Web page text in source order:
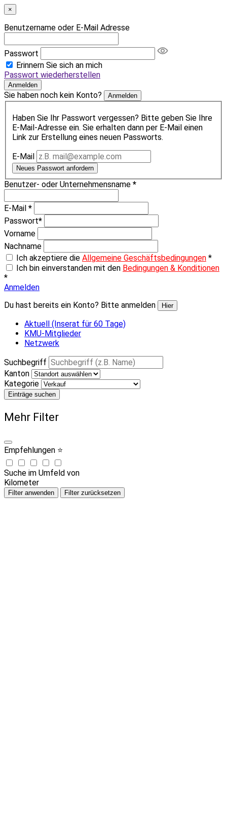
×
Benutzername oder E-Mail Adresse
Passwort
Erinnern Sie sich an mich
Passwort wiederherstellen
Anmelden
Sie haben noch kein Konto? Anmelden
Haben Sie Ihr Passwort vergessen? Bitte geben Sie Ihre
E-Mail-Adresse ein. Sie erhalten dann per E-Mail einen
Link zur Erstellung eines neuen Passworts.
E-Mail
Neues Passwort anfordern
Benutzer- oder Unternehmensname *
E-Mail *
Passwort*
Vorname
Nachname
Ich akzeptiere die Allgemeine Geschäftsbedingungen *
Ich bin einverstanden mit den Bedingungen & Konditionen
*
Anmelden
Du hast bereits ein Konto? Bitte anmelden
Hier
Aktuell (Inserat für 60 Tage)
KMU-Mitglieder
Netzwerk
Suchbegriff
Kanton
Kategorie
Einträge suchen
Mehr Filter
Empfehlungen ⭐
Suche im Umfeld von
Kilometer
Filter anwenden Filter zurücksetzen